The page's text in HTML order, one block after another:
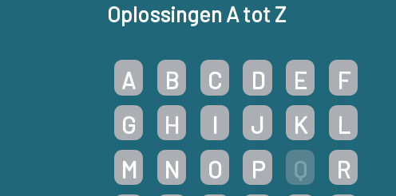
Oplossingen A tot Z
A B C D E
F
G
H I J K
L
M
N O P Q
R